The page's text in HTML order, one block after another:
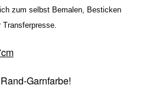
zum selbst Bemalen, Besticken
Garnfarbe!